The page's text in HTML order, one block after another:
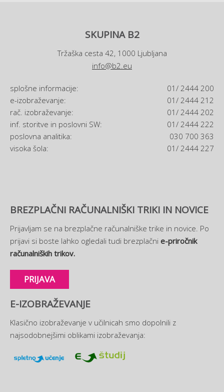
SKUPINA B2
Tržaška cesta 42, 1000 Ljubljana
info@b2.eu
splošne informacije:
01/ 2444 200
e-izobraževanje:
01/ 2444 212
rač. izobraževanje:
01/ 2444 202
inf. storitve in poslovni SW:
01/ 2444 222
poslovna analitika:
030 700 363
visoka šola:
01/ 2444 227
BREZPLAČNI RAČUNALNIŠKI TRIKI IN NOVICE
Prijavljam se na brezplačne računalniške trike in novice. Po
prijavi si boste lahko ogledali tudi brezplačni e-priročnik
računalniških trikov.
PRIJAVA
E-IZOBRAŽEVANJE
Klasično izobraževanje v učilnicah smo dopolnili z
najsodobnejšimi oblikami izobraževanja: